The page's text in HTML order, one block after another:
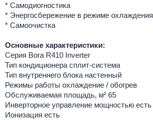
* Самодиогностика
* Энергосбережение в режиме охлаждения
* Самоочистка
Основные характеристики:
Серия Bora R410 Inverter
Тип кондиционера сплит-система
Тип внутреннего блока настенный
Режимы работы охлаждение / обогрев
Обслуживаемая площадь, м² 65
Инверторное управление мощностью есть
Ионизация есть